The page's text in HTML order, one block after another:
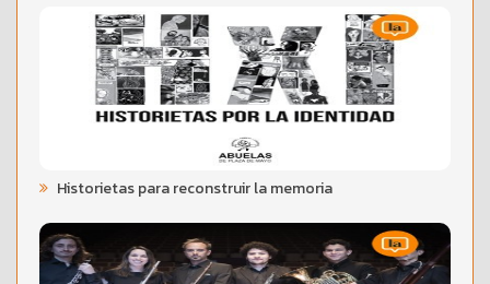
Historietas para reconstruir la memoria